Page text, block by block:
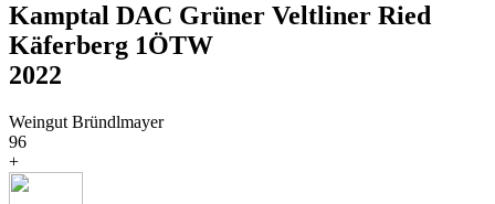
Kamptal DAC Grüner Veltliner Ried
Käferberg 1ÖTW
2022
Weingut Bründlmayer
96
+